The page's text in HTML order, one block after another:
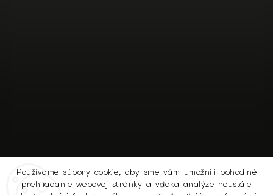
Používame súbory cookie, aby sme vám umožnili pohodlné
prehliadanie webovej stránky a vďaka analýze neustále